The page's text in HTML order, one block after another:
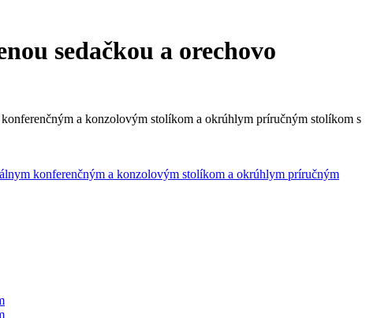
sedačkou a orechovo